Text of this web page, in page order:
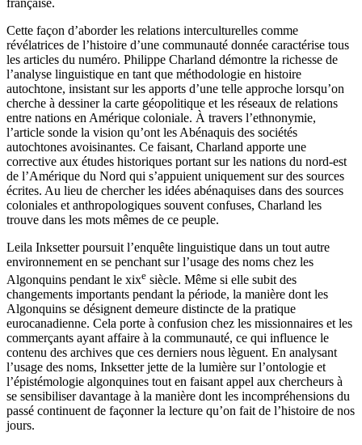
Cette façon d’aborder les relations interculturelles comme
révélatrices de l’histoire d’une communauté donnée caractérise tous
les articles du numéro. Philippe Charland démontre la richesse de
l’analyse linguistique en tant que méthodologie en histoire
autochtone, insistant sur les apports d’une telle approche lorsqu’on
cherche à dessiner la carte géopolitique et les réseaux de relations
entre nations en Amérique coloniale. À travers l’ethnonymie,
l’article sonde la vision qu’ont les Abénaquis des sociétés
autochtones avoisinantes. Ce faisant, Charland apporte une
corrective aux études historiques portant sur les nations du nord-est
de l’Amérique du Nord qui s’appuient uniquement sur des sources
écrites. Au lieu de chercher les idées abénaquises dans des sources
coloniales et anthropologiques souvent confuses, Charland les
trouve dans les mots mêmes de ce peuple.
Leila Inksetter poursuit l’enquête linguistique dans un tout autre
environnement en se penchant sur l’usage des noms chez les
Algonquins pendant le xixe siècle. Même si elle subit des
changements importants pendant la période, la manière dont les
Algonquins se désignent demeure distincte de la pratique
eurocanadienne. Cela porte à confusion chez les missionnaires et les
commerçants ayant affaire à la communauté, ce qui influence le
contenu des archives que ces derniers nous lèguent. En analysant
l’usage des noms, Inksetter jette de la lumière sur l’ontologie et
l’épistémologie algonquines tout en faisant appel aux chercheurs à
se sensibiliser davantage à la manière dont les incompréhensions du
passé continuent de façonner la lecture qu’on fait de l’histoire de nos
jours.